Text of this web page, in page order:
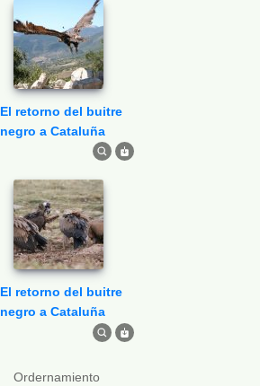
El retorno del buitre
negro a Cataluña
El retorno del buitre
negro a Cataluña
Ordernamiento